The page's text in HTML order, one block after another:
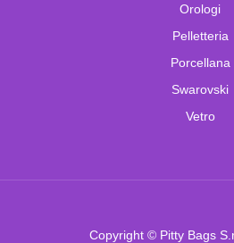
Orologi
Pelletteria
Porcellana
Swarovski
Vetro
Copyright © Pitty Bags